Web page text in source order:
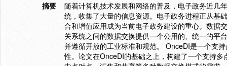
摘要
随着计算机技术发展和网络的普及，电子政务近几
统，收集了大量的信息资源。电子政务进程正从基
合和增值应用成为当前电子政务建设的重心。数据
关系统之间的数据交换提供一个公用的、统一的平
并遵循开放的工业标准和规范。 OnceDI是一个支
性。论文在OnceDI的基础之上，构建了一个支持